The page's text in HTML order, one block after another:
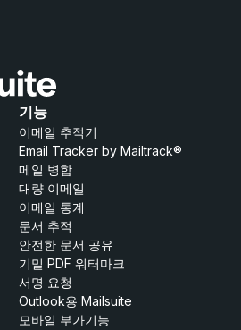
기능
이메일 추적기
Email Tracker by Mailtrack®
메일 병합
대량 이메일
이메일 통계
문서 추적
안전한 문서 공유
기밀 PDF 워터마크
서명 요청
Outlook용 Mailsuite
모바일 부가기능